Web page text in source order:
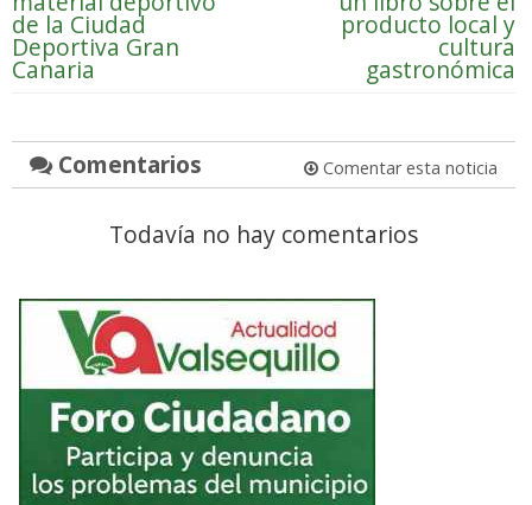
de la Ciudad
Deportiva Gran
Canaria
producto local y
cultura
gastronómica
Comentarios Comentar esta noticia
Todavía no hay comentarios